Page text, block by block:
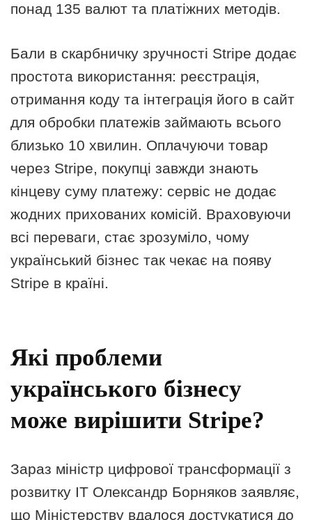
понад 135 валют та платіжних методів.
Бали в скарбничку зручності Stripe додає
простота використання: реєстрація,
отримання коду та інтеграція його в сайт
для обробки платежів займають всього
близько 10 хвилин. Оплачуючи товар
через Stripe, покупці завжди знають
кінцеву суму платежу: сервіс не додає
жодних прихованих комісій. Враховуючи
всі переваги, стає зрозуміло, чому
український бізнес так чекає на появу
Stripe в країні.
Які проблеми
українського бізнесу
може вирішити Stripe?
Зараз міністр цифрової трансформації з
розвитку IT Олександр Борняков заявляє,
що Міністерству вдалося достукатися до